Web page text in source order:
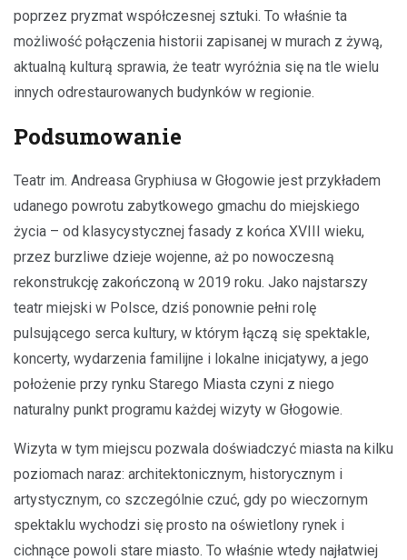
poprzez pryzmat współczesnej sztuki. To właśnie ta
możliwość połączenia historii zapisanej w murach z żywą,
aktualną kulturą sprawia, że teatr wyróżnia się na tle wielu
innych odrestaurowanych budynków w regionie.
Podsumowanie
Teatr im. Andreasa Gryphiusa w Głogowie jest przykładem
udanego powrotu zabytkowego gmachu do miejskiego
życia – od klasycystycznej fasady z końca XVIII wieku,
przez burzliwe dzieje wojenne, aż po nowoczesną
rekonstrukcję zakończoną w 2019 roku. Jako najstarszy
teatr miejski w Polsce, dziś ponownie pełni rolę
pulsującego serca kultury, w którym łączą się spektakle,
koncerty, wydarzenia familijne i lokalne inicjatywy, a jego
położenie przy rynku Starego Miasta czyni z niego
naturalny punkt programu każdej wizyty w Głogowie.
Wizyta w tym miejscu pozwala doświadczyć miasta na kilku
poziomach naraz: architektonicznym, historycznym i
artystycznym, co szczególnie czuć, gdy po wieczornym
spektaklu wychodzi się prosto na oświetlony rynek i
cichnące powoli stare miasto. To właśnie wtedy najłatwiej